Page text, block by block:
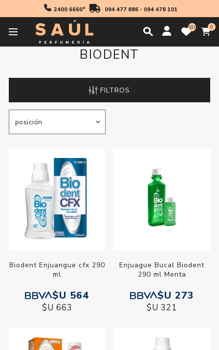
2400 6660* 094 477 886- 094 478 101
0 0
BIODENT
FILTROS
Biodent Enjuangue cfx 290
ml
$U 564
$U 663
Enjuague Bucal Biodent
290 ml Menta
$U 273
$U 321